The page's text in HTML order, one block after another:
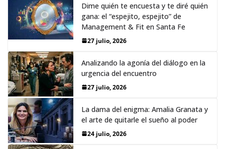
Dime quién te encuesta y te diré quién
gana: el “espejito, espejito” de
Management & Fit en Santa Fe
27 julio, 2026
Analizando la agonía del diálogo en la
urgencia del encuentro
27 julio, 2026
La dama del enigma: Amalia Granata y
el arte de quitarle el sueño al poder
24 julio, 2026